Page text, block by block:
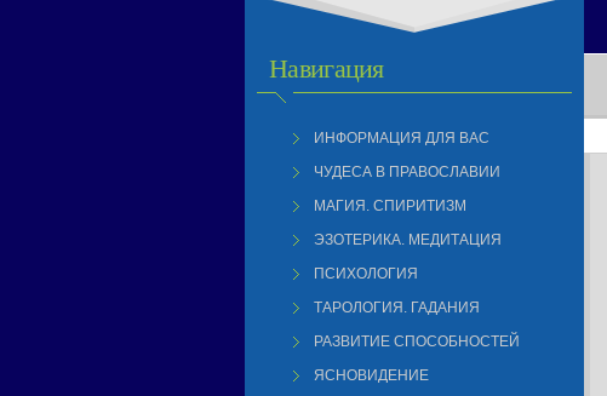
Навигация
ИНФОРМАЦИЯ ДЛЯ ВАС
ЧУДЕСА В ПРАВОСЛАВИИ
МАГИЯ. СПИРИТИЗМ
ЭЗОТЕРИКА. МЕДИТАЦИЯ
ПСИХОЛОГИЯ
ТАРОЛОГИЯ. ГАДАНИЯ
РАЗВИТИЕ СПОСОБНОСТЕЙ
ЯСНОВИДЕНИЕ